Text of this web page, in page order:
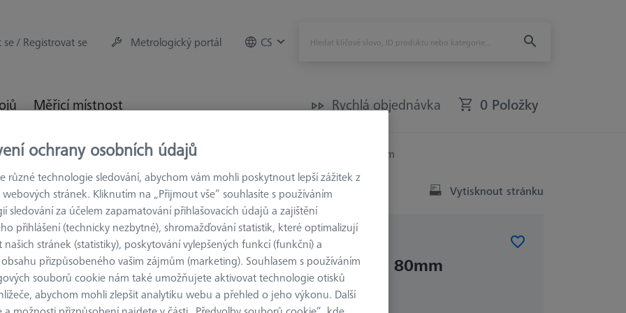
se / Registrovat se Metrologický portál CS
Měřicí místnost Rychlá objednávka 0 Položky
Upínací zařízení Konstrukční prvky Tříčelisťová sklíčidla - 80mm
Vytisknout stránku
KONSTRUKČNÍ PRVKY
Tříčelisťová sklíčidla - 80mm
626109-9610-040
ochrany osobních údajů
různé technologie sledování, abychom vám mohli poskytnout lepší zážitek z
stránek. Kliknutím na „Přijmout vše“ souhlasíte s používáním
sledování za účelem zapamatování přihlašovacích údajů a zajištění
přihlášení (technicky nezbytné), shromažďování statistik, které optimalizují
stránek (statistiky), poskytování vylepšených funkcí (funkční) a
přizpůsobeného vašim zájmům (marketing). Souhlasem s používáním
souborů cookie nám také umožňujete aktivovat technologie otisků
abychom mohli zlepšit analytiku webu a přehled o jeho výkonu. Další